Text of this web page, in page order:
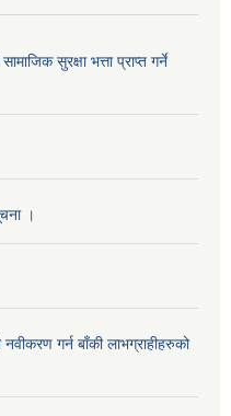
सुरक्षा भत्ता प्राप्त गर्ने
।
गर्न बाँकी लाभग्राहीहरुको